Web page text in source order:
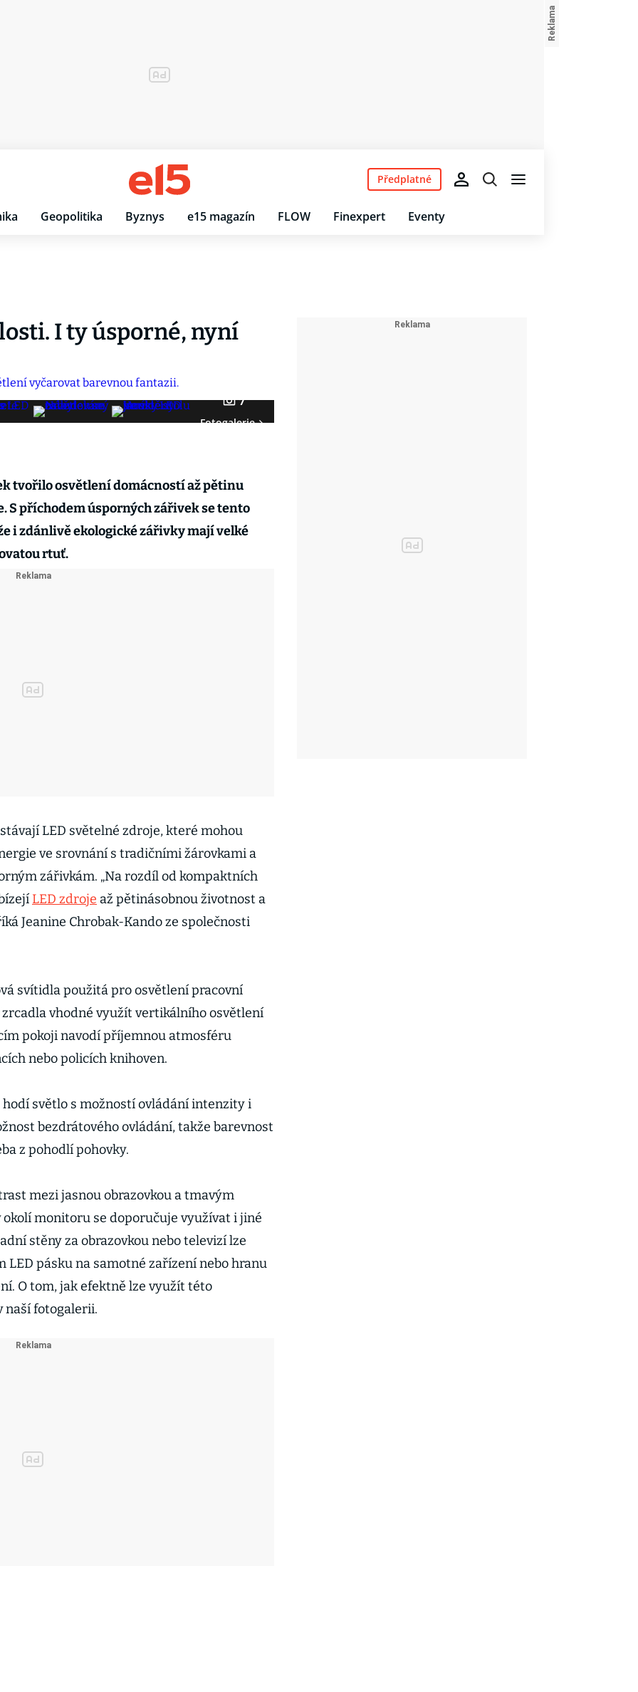
Geopolitika Byznys e15 magazín FLOW Finexpert Eventy
Předplatné
I ty úsporné, nyní
7
Fotogalerie
tvořilo osvětlení domácností až pětinu
S příchodem úsporných zářivek se tento
i zdánlivě ekologické zářivky mají velké
rtuť.
LED světelné zdroje, které mohou
ve srovnání s tradičními žárovkami a
zářivkám. „Na rozdíl od kompaktních
LED zdroje až pětinásobnou životnost a
Jeanine Chrobak-Kando ze společnosti
svítidla použitá pro osvětlení pracovní
zrcadla vhodné využít vertikálního osvětlení
pokoji navodí příjemnou atmosféru
nebo policích knihoven.
hodí světlo s možností ovládání intenzity i
bezdrátového ovládání, takže barevnost
z pohodlí pohovky.
mezi jasnou obrazovkou a tmavým
monitoru se doporučuje využívat i jiné
stěny za obrazovkou nebo televizí lze
pásku na samotné zařízení nebo hranu
O tom, jak efektně lze využít této
naší fotogalerii.